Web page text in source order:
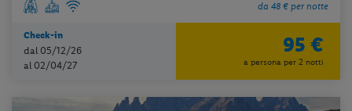
da 48 € per notte
Check-in
dal 05/12/26
al 02/04/27
95 €
a persona per 2 notti